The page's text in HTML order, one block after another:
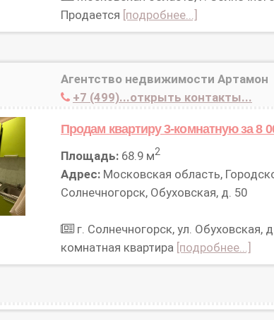
Продается [подробнее...]
Агентство недвижимости Артамон
+7 (499)...открыть контакты...
Продам квартиру 3-комнатнуюза 8
Площадь:68.9 м2
Адрес:Московская область,
Солнечногорск, Обуховская, д. 50
г. Солнечногорск, ул. Обуховская,
комнатная квартира [подробнее...]